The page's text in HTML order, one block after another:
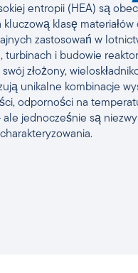
entropii (HEA) są
kluczową klasę materiałów
zastosowań w
turbinach i budowie
złożony,
unikalne kombinacje
odporności na
ale jednocześnie są